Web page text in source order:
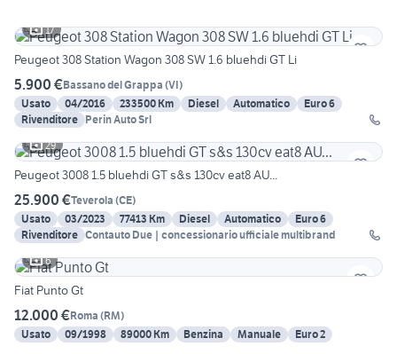
17
Peugeot 308 Station Wagon 308 SW 1.6 bluehdi GT Li
5.900 €Bassano del Grappa (VI)
Usato
04/2016 233500 Km Diesel Automatico
Euro 6
Rivenditore Perin Auto Srl
29
Peugeot 3008 1.5 bluehdi GT s&s 130cv eat8 AU...
25.900 €Teverola (CE)
Usato
03/2023 77413 Km Diesel Automatico
Euro 6
Rivenditore Contauto Due | concessionario ufficiale multibrand
6
Fiat Punto Gt
12.000 €Roma (RM)
Usato
09/1998 89000 Km Benzina Manuale Euro 2